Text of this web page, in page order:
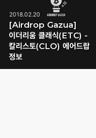
2018.02.20
[Airdrop Gazua]
이더리움 클래식(ETC) -
칼리스토(CLO) 에어드랍
정보